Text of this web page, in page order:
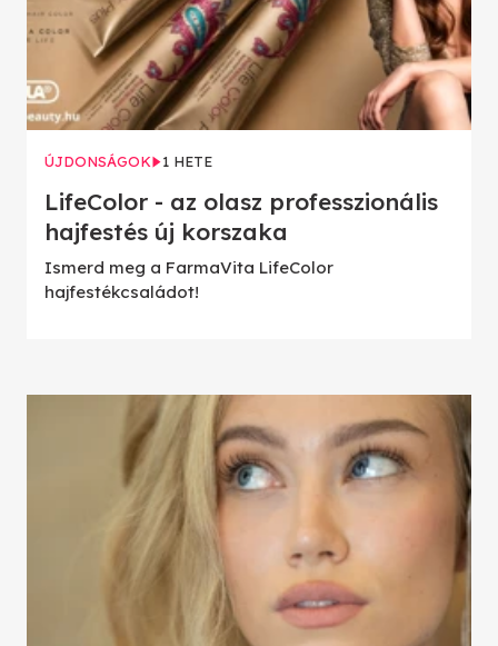
ÚJDONSÁGOK 1 HETE
LifeColor - az olasz professzionális
hajfestés új korszaka
Ismerd meg a FarmaVita LifeColor
hajfestékcsaládot!